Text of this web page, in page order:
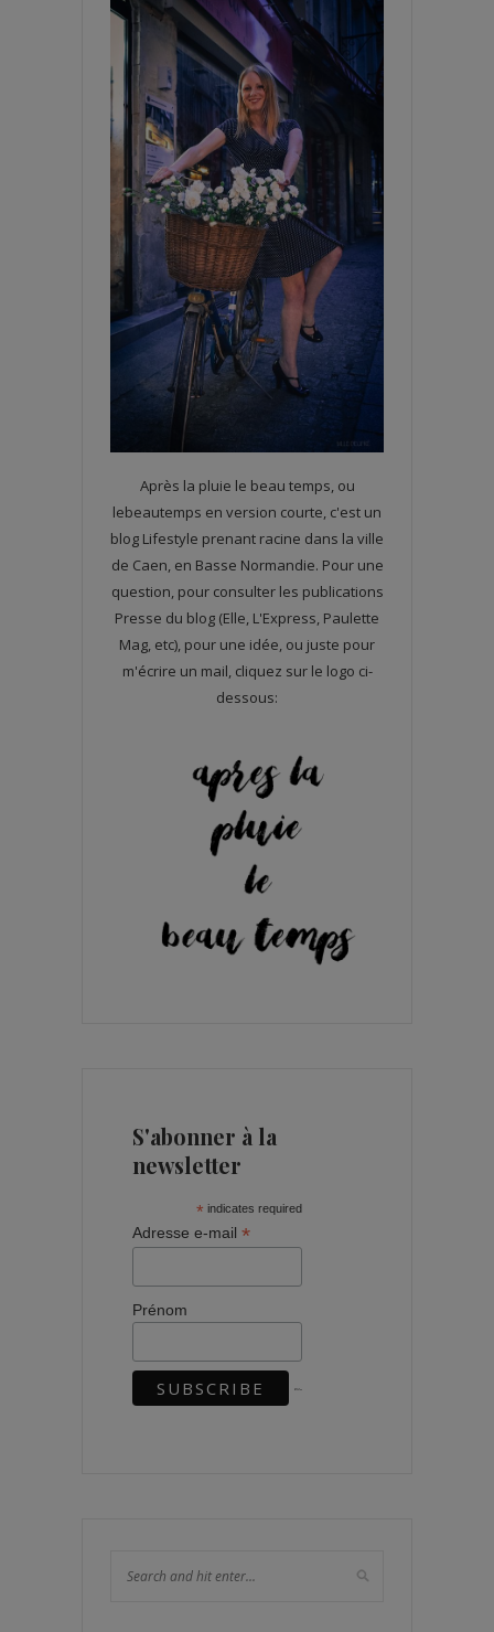
Après la pluie le beau temps, ou
lebeautemps en version courte, c'est un
blog Lifestyle prenant racine dans la ville
de Caen, en Basse Normandie. Pour une
question, pour consulter les publications
Presse du blog (Elle, L'Express, Paulette
Mag, etc), pour une idée, ou juste pour
m'écrire un mail, cliquez sur le logo ci-
dessous:
S'abonner à la
newsletter
* indicates required
Adresse e-mail *
Prénom